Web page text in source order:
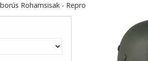
Rohamsisak - Repro